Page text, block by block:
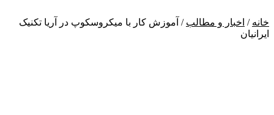
خانه / اخبار و مطالب / آموزش کار با میکروسکوپ در آریا تکنیک
ایرانیان